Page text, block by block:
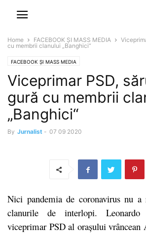
Home FACEBOOK ȘI MASS MEDIA
cu membrii clanului „Banghici“
FACEBOOK ȘI MASS MEDIA
Viceprimar PSD,
gură cu membrii
„Banghici“
By Jurnalist - 07 09 2020
Nici pandemia de coronavirus nu a
clanurile de interlopi. Leonardo
viceprimar PSD al orașului